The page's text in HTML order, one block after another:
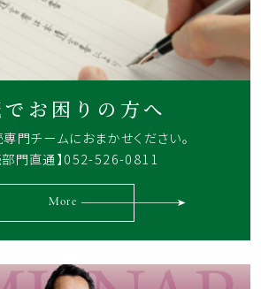
お困りの方へ
門チームにおまかせください。
部門直通】052-526-0811
More